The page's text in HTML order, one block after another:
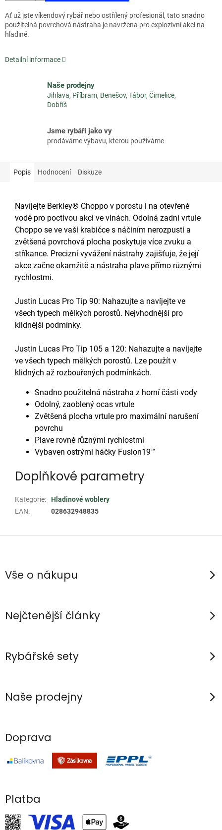
Ať už jste víkendový rybář nebo ostřílený profesionál, tato snadno
použitelná povrchová nástraha je navržena pro explozivní akci na
hladině.
Detailní informace
Naše prodejny
Jihlava, Příbram, Benešov, Tábor, Čimelice,
Dobříš
Jsme rybáři jako vy
prodáváme výbavu, kterou používáme
Popis Hodnocení Diskuze
Navíjejte Berkley® Choppo v porostu i na otevřené
vodě pro poctivou akci ve vlnách. Odolná zadní vrtule
Choppo se ve vaší krabičce s náčiním nerozpustí a
zvětšená povrchová plocha poskytuje více zvuku a
stříkance. Precizní vyvážení nástrahy zajišťuje, že její
akce začne okamžitě a nástraha plave přímo různými
rychlostmi.
Justin Lucas Pro Tip 90: Nahazujte a navíjejte ve
všech typech mělkých porostů. Nejvhodnější pro
klidnější podmínky.
Justin Lucas Pro Tip 105 a 120: Nahazujte a navíjejte
ve všech typech mělkých porostů. Lze použít v
klidných až rozbouřených podmínkách.
Snadno použitelná nástraha z horní části vody
Odolný, zaoblený ocas vrtule
Zvětšená plocha vrtule pro maximální narušení
povrchu
Plave rovně různými rychlostmi
Vybaven ostrými háčky Fusion19™
Doplňkové parametry
Kategorie:
Hladinové woblery
EAN: 028632948835
Z
pVše o nákupu
Nejčtenější články
Rybářské sety
Naše prodejny
Doprava
Platba